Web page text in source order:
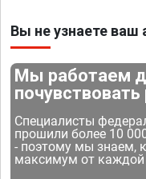
Вы не узнаете ваш
Мы работаем
почувствовать
Специалисты
прошили более 10
- поэтому мы знаем,
максимум от